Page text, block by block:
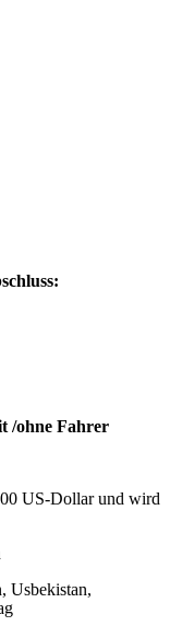
/ohne Fahrer
US-Dollar und wird
Usbekistan,